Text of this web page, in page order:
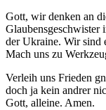
Gott, wir denken an
Glaubensgeschwister
der Ukraine. Wir sind
Mach uns zu
Verleih uns Frieden
doch ja kein andrer
Gott, alleine. Amen.